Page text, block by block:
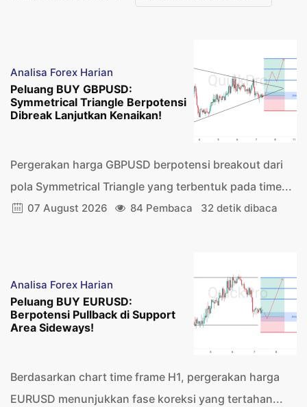
Analisa Forex Harian
Peluang BUY GBPUSD:
Symmetrical Triangle Berpotensi
Dibreak Lanjutkan Kenaikan!
Pergerakan harga GBPUSD berpotensi breakout dari
pola Symmetrical Triangle yang terbentuk pada time...
07 August 2026 84 Pembaca 32 detik dibaca
Analisa Forex Harian
Peluang BUY EURUSD:
Berpotensi Pullback di Support
Area Sideways!
Berdasarkan chart time frame H1, pergerakan harga
EURUSD menunjukkan fase koreksi yang tertahan...